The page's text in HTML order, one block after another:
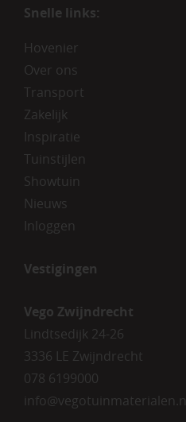
Snelle links:
Hovenier
Over ons
Transport
Zakelijk
Inspiratie
Tuinstijlen
Showtuin
Nieuws
Inloggen
Vestigingen
Vego Zwijndrecht
Lindtsedijk 24-26
3336 LE Zwijndrecht
078 6199000
info@vegotuinmaterialen.nl